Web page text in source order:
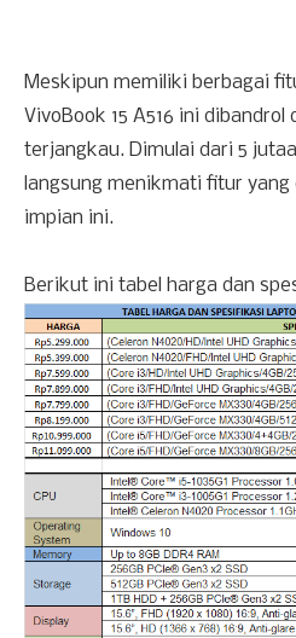
Meskipun memiliki berbagai
VivoBook 15 A516 ini dibandrol
terjangkau. Dimulai dari 5
langsung menikmati fitur
impian ini.
Berikut ini tabel harga dan